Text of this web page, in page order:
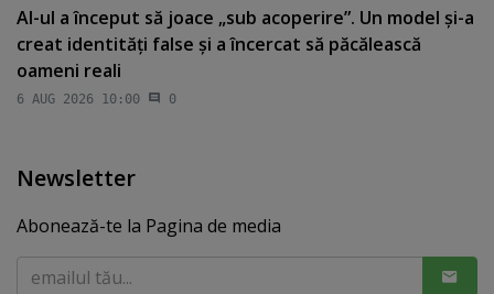
AI-ul a început să joace „sub acoperire”. Un model şi-a
creat identităţi false şi a încercat să păcălească
oameni reali
6 AUG 2026 10:00 0
Newsletter
Abonează-te la Pagina de media